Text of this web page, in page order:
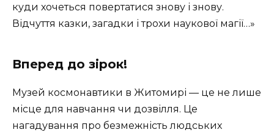
куди хочеться повертатися знову і знову.
Відчуття казки, загадки і трохи наукової магії…»
Вперед до зірок!
Музей космонавтики в Житомирі — це не лише
місце для навчання чи дозвілля. Це
нагадування про безмежність людських